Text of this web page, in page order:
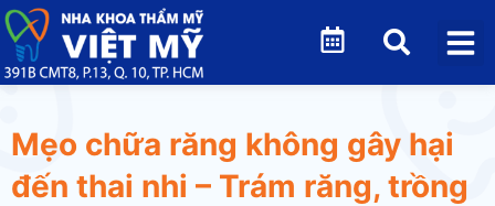
Mẹo chữa răng không gây hại
đến thai nhi – Trám răng, trồng